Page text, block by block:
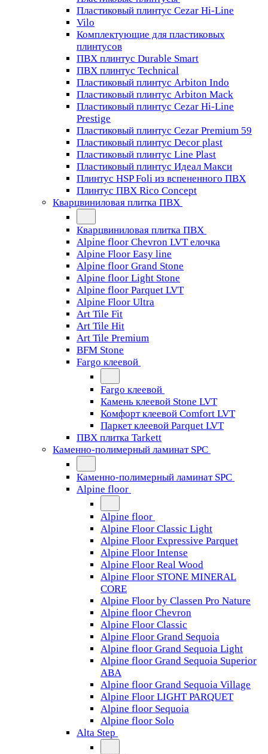
Пластиковый плинтус Cezar Hi-Line
Vilo
Комплектующие для пластиковых
плинтусов
ПВХ плинтус Durable Smart
ПВХ плинтус Technical
Пластиковый плинтус Arbiton Indo
Пластиковый плинтус Arbiton Mack
Пластиковый плинтус Cezar Hi-Line
Prestige
Пластиковый плинтус Cezar Premium 59
Пластиковый плинтус Decor plast
Пластиковый плинтус Line Plast
Пластиковый плинтус Идеал Макси
Плинтус HSP Foli из вспененного ПВХ
Плинтус ПВХ Rico Concept
Кварцвиниловая плитка ПВХ
Кварцвиниловая плитка ПВХ
Alpine floor Chevron LVT елочка
Alpine Floor Easy line
Alpine floor Grand Stone
Alpine floor Light Stone
Alpine floor Parquet LVT
Alpine Floor Ultra
Art Tile Fit
Art Tile Hit
Art Tile Premium
BFM Stone
Fargo клеевой
Fargo клеевой
Камень клеевой Stone LVT
Комфорт клеевой Comfort LVT
Паркет клеевой Parquet LVT
ПВХ плитка Tarkett
Каменно-полимерный ламинат SPC
Каменно-полимерный ламинат SPC
Alpine floor
Alpine floor
Alpine Floor Classic Light
Alpine Floor Expressive Parquet
Alpine Floor Intense
Alpine Floor Real Wood
Alpine Floor STONE MINERAL
CORE
Alpine Floor by Classen Pro Nature
Alpine floor Chevron
Alpine Floor Classic
Alpine Floor Grand Sequoia
Alpine floor Grand Sequoia Light
Alpine floor Grand Sequoia Superior
ABA
Alpine floor Grand Sequoia Village
Alpine Floor LIGHT PARQUET
Alpine floor Sequoia
Alpine floor Solo
Alta Step